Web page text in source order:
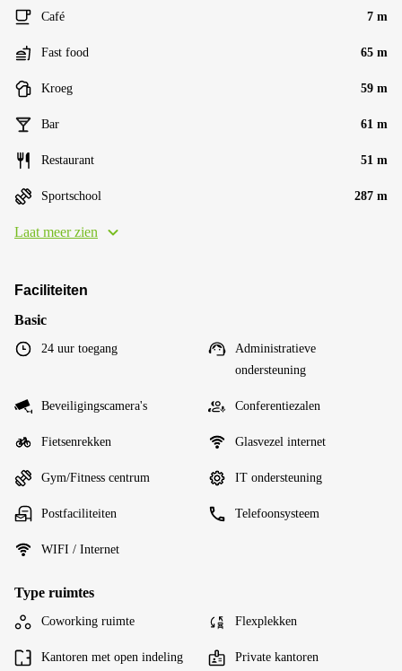
Café 7 m
Fast food 65 m
Kroeg 59 m
Bar 61 m
Restaurant 51 m
Sportschool 287 m
Laat meer zien
Faciliteiten
Basic
24 uur toegang
Administratieve
ondersteuning
Beveiligingscamera's Conferentiezalen
Fietsenrekken Glasvezel internet
Gym/Fitness centrum IT ondersteuning
Postfaciliteiten Telefoonsysteem
WIFI / Internet
Type ruimtes
Coworking ruimte Flexplekken
Kantoren met open indeling Private kantoren